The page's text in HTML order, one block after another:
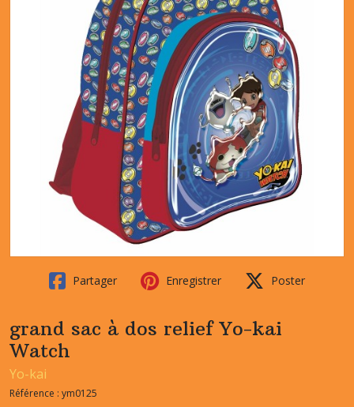
Partager Enregistrer Poster
grand sac à dos relief Yo-kai
Watch
Yo-kai
Référence : ym0125